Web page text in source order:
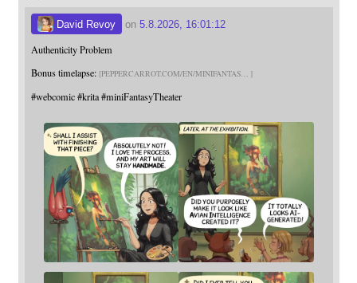
David Revoy on 5.8.2026, 16:01:12
Authenticity Problem
Bonus timelapse: PEPPERCARROT.COM/EN/MINIFANTAS
#webcomic #krita #miniFantasyTheater